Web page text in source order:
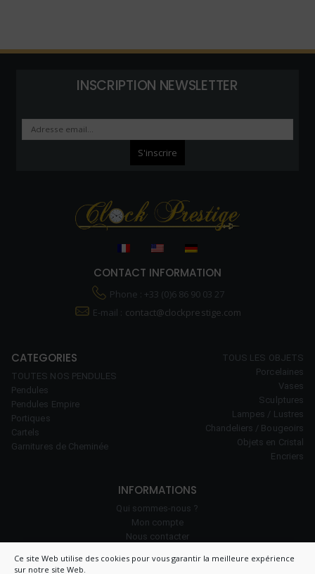
Ce site Web utilise des cookies pour vous garantir la meilleure expérience
sur notre site Web.
INSCRIPTION NEWSLETTER
CONTACT INFORMATION
Phone : +33 (0)6 86 90 03 27
E-mail : contact@clockprestige.com
CATEGORIES
TOUTES NOS PENDULES
Pendules
Pendules Empire
Portiques
Cartels
Garnitures de Cheminée
TOUS LES OBJETS
Porcelaines
Vases
Sculptures
Lampes / Lustres
Chandeliers / Bougeoirs
Objets en Cristal
Encriers
INFORMATIONS
Qui sommes-nous ?
Mon compte
Nous contacter
Politique de cookies (UE)